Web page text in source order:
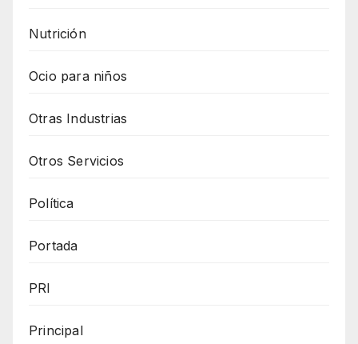
Nutrición
Ocio para niños
Otras Industrias
Otros Servicios
Política
Portada
PRI
Principal